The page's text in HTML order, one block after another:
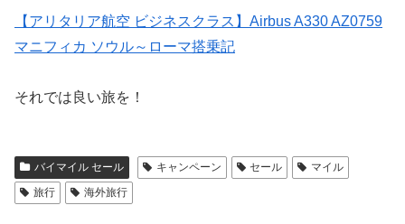
【アリタリア航空 ビジネスクラス】Airbus A330 AZ0759
マニフィカ ソウル～ローマ搭乗記
それでは良い旅を！
バイマイル セール キャンペーン セール
マイル
旅行
海外旅行